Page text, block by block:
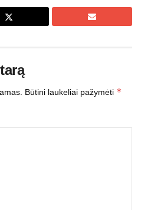
Būtini laukeliai pažymėti *